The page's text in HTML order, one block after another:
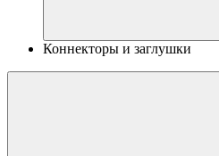
Коннекторы и заглушки